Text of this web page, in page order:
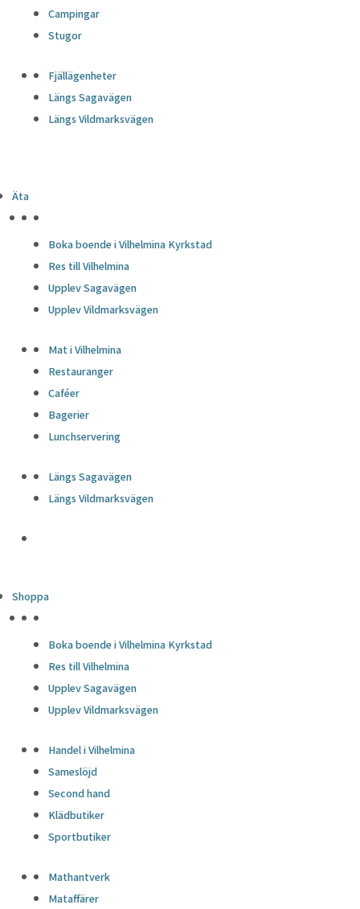
Campingar
Stugor
Fjällägenheter
Längs Sagavägen
Längs Vildmarksvägen
Äta
Boka boende i Vilhelmina Kyrkstad
Res till Vilhelmina
Upplev Sagavägen
Upplev Vildmarksvägen
Mat i Vilhelmina
Restauranger
Caféer
Bagerier
Lunchservering
Längs Sagavägen
Längs Vildmarksvägen
Shoppa
Boka boende i Vilhelmina Kyrkstad
Res till Vilhelmina
Upplev Sagavägen
Upplev Vildmarksvägen
Handel i Vilhelmina
Sameslöjd
Second hand
Klädbutiker
Sportbutiker
Mathantverk
Mataffärer